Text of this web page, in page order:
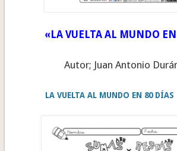
«LA VUELTA AL MUNDO
Autor; Juan Antonio
LA VUELTA AL MUNDO EN 80 DÍAS